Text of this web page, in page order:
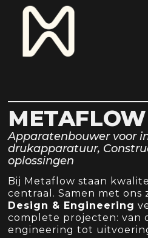
METAFLOW
Apparatenbouwer voor
drukapparatuur,
oplossingen
Bij Metaflow staan
centraal. Samen met
Design & Engineering
complete projecten: van
engineering tot